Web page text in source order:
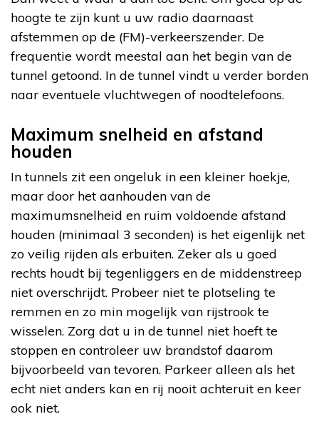
hoogte te zijn kunt u uw radio daarnaast
afstemmen op de (FM)-verkeerszender. De
frequentie wordt meestal aan het begin van de
tunnel getoond. In de tunnel vindt u verder borden
naar eventuele vluchtwegen of noodtelefoons.
Maximum snelheid en afstand
houden
In tunnels zit een ongeluk in een kleiner hoekje,
maar door het aanhouden van de
maximumsnelheid en ruim voldoende afstand
houden (minimaal 3 seconden) is het eigenlijk net
zo veilig rijden als erbuiten. Zeker als u goed
rechts houdt bij tegenliggers en de middenstreep
niet overschrijdt. Probeer niet te plotseling te
remmen en zo min mogelijk van rijstrook te
wisselen. Zorg dat u in de tunnel niet hoeft te
stoppen en controleer uw brandstof daarom
bijvoorbeeld van tevoren. Parkeer alleen als het
echt niet anders kan en rij nooit achteruit en keer
ook niet.